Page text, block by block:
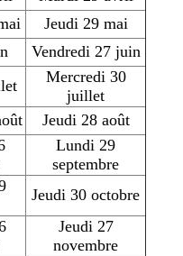
Jeudi 29 mai
Vendredi 27 juin
Mercredi 30
juillet
Jeudi 28 août
Lundi 29
septembre
Jeudi 30 octobre
Jeudi 27
novembre